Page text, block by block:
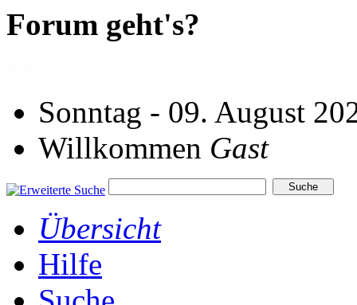
Forum geht's?
Sonntag - 09. August
Willkommen Gast
Übersicht
Hilfe